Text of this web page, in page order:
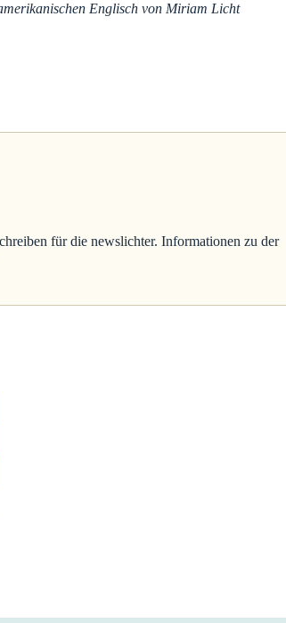
Englisch von Miriam Licht
für die newslichter. Informationen zu der